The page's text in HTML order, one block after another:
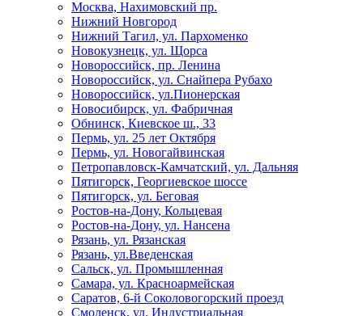
Москва, Нахимовский пр.
Нижний Новгород
Нижний Тагил, ул. Пархоменко
Новокузнецк, ул. Щорса
Новороссийск, пр. Ленина
Новороссийск, ул. Снайпера Рубахо
Новороссийск, ул.Пионерская
Новосибирск, ул. Фабричная
Обнинск, Киевское ш., 33
Пермь, ул. 25 лет Октября
Пермь, ул. Новогайвинская
Петропавловск-Камчатский, ул. Дальняя
Пятигорск, Георгиевское шоссе
Пятигорск, ул. Беговая
Ростов-на-Дону, Кольцевая
Ростов-на-Дону, ул. Нансена
Рязань, ул. Рязанская
Рязань, ул.Введенская
Сальск, ул. Промышленная
Самара, ул. Красноармейская
Саратов, 6-й Соколовогорский проезд
Смоленск, ул. Индустриальная